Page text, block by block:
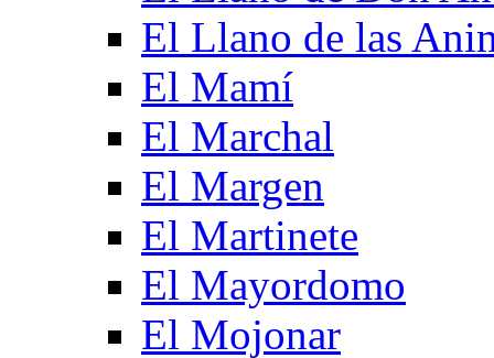
El Llano de las
El Mamí
El Marchal
El Margen
El Martinete
El Mayordomo
El Mojonar